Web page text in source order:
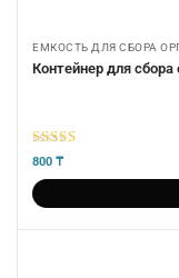
ЕМКОСТЬ ДЛЯ СБОРА
Контейнер для
5из 5
800 ₸